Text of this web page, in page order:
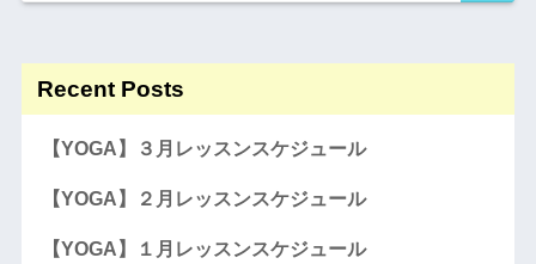
Recent Posts
【YOGA】３月レッスンスケジュール
【YOGA】２月レッスンスケジュール
【YOGA】１月レッスンスケジュール